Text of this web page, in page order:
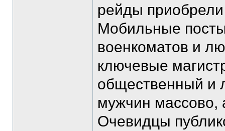
рейды
Мобильные
военкоматов и
ключевые
общественный и
мужчин массово,
Очевидцы